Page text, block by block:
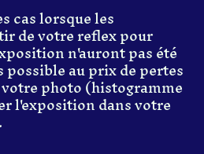
lorsque les
de votre reflex pour
n'auront pas été
au prix de pertes
photo (histogramme
l'exposition dans votre